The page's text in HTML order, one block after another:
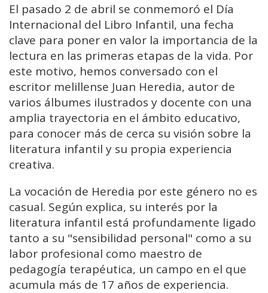
El pasado 2 de abril se conmemoró el Día
Internacional del Libro Infantil, una fecha
clave para poner en valor la importancia de la
lectura en las primeras etapas de la vida. Por
este motivo, hemos conversado con el
escritor melillense Juan Heredia, autor de
varios álbumes ilustrados y docente con una
amplia trayectoria en el ámbito educativo,
para conocer más de cerca su visión sobre la
literatura infantil y su propia experiencia
creativa.
La vocación de Heredia por este género no es
casual. Según explica, su interés por la
literatura infantil está profundamente ligado
tanto a su "sensibilidad personal" como a su
labor profesional como maestro de
pedagogía terapéutica, un campo en el que
acumula más de 17 años de experiencia.